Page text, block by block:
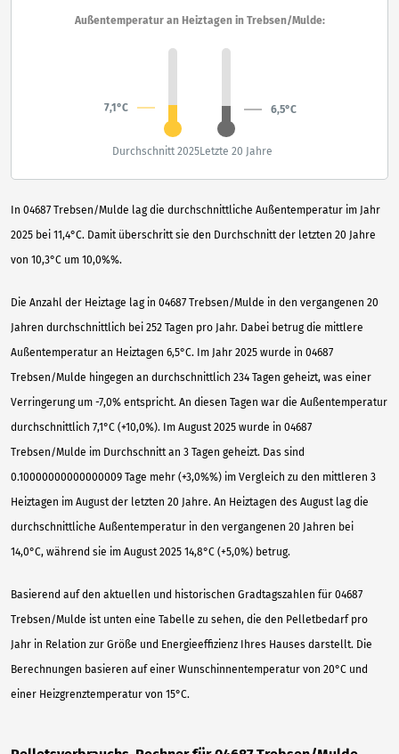
In 04687 Trebsen/Mulde lag die durchschnittliche Außentemperatur im Jahr
2025 bei 11,4°C. Damit überschritt sie den Durchschnitt der letzten 20 Jahre
von 10,3°C um 10,0%%.
Die Anzahl der Heiztage lag in 04687 Trebsen/Mulde in den vergangenen 20
Jahren durchschnittlich bei 252 Tagen pro Jahr. Dabei betrug die mittlere
Außentemperatur an Heiztagen 6,5°C. Im Jahr 2025 wurde in 04687
Trebsen/Mulde hingegen an durchschnittlich 234 Tagen geheizt, was einer
Verringerung um -7,0% entspricht. An diesen Tagen war die Außentemperatur
durchschnittlich 7,1°C (+10,0%). Im August 2025 wurde in 04687
Trebsen/Mulde im Durchschnitt an 3 Tagen geheizt. Das sind
0.10000000000000009 Tage mehr (+3,0%%) im Vergleich zu den mittleren 3
Heiztagen im August der letzten 20 Jahre. An Heiztagen des August lag die
durchschnittliche Außentemperatur in den vergangenen 20 Jahren bei
14,0°C, während sie im August 2025 14,8°C (+5,0%) betrug.
Basierend auf den aktuellen und historischen Gradtagszahlen für 04687
Trebsen/Mulde ist unten eine Tabelle zu sehen, die den Pelletbedarf pro
Jahr in Relation zur Größe und Energieeffizienz Ihres Hauses darstellt. Die
Berechnungen basieren auf einer Wunschinnentemperatur von 20°C und
einer Heizgrenztemperatur von 15°C.
Außentemperatur an Heiztagen in Trebsen/Mulde:
7,1°C 6,5°C
Durchschnitt 2025Letzte 20 Jahre